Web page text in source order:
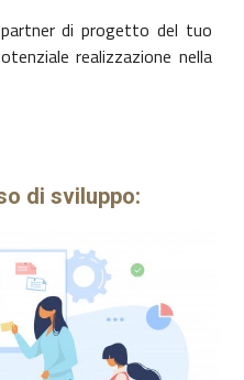
di progetto del tuo
realizzazione nella
di sviluppo: